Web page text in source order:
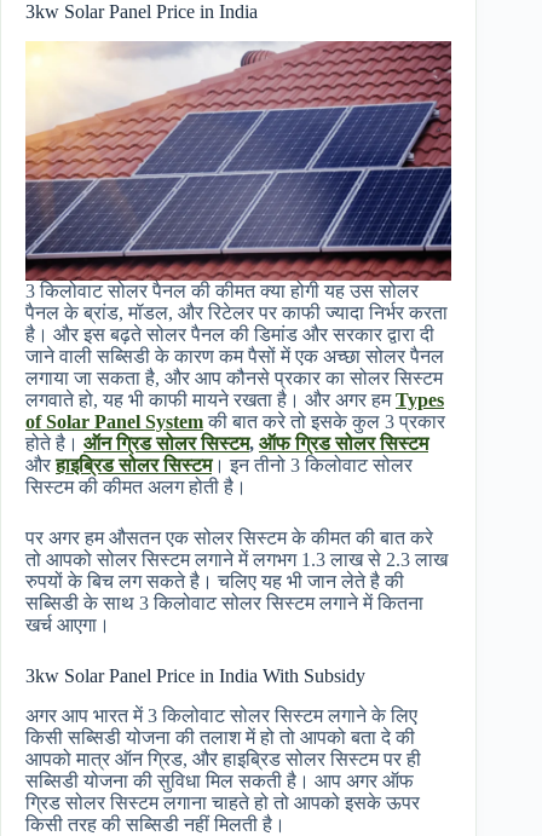
3kw Solar Panel Price in India
3 किलोवाट सोलर पैनल की कीमत क्या होगी यह उस सोलर
पैनल के ब्रांड, मॉडल, और रिटेलर पर काफी ज्यादा निर्भर करता
है। और इस बढ़ते सोलर पैनल की डिमांड और सरकार द्वारा दी
जाने वाली सब्सिडी के कारण कम पैसों में एक अच्छा सोलर पैनल
लगाया जा सकता है, और आप कौनसे प्रकार का सोलर सिस्टम
लगवाते हो, यह भी काफी मायने रखता है। और अगर हमTypes
of Solar Panel Systemकी बात करे तो इसके कुल 3 प्रकार
होते है। ऑन ग्रिड सोलर सिस्टम, ऑफ ग्रिड सोलर सिस्टम
औरहाइब्रिड सोलर सिस्टम। इन तीनो 3 किलोवाट सोलर
सिस्टम की कीमत अलग होती है।
पर अगर हम औसतन एक सोलर सिस्टम के कीमत की बात करे
तो आपको सोलर सिस्टम लगाने में लगभग 1.3 लाख से 2.3 लाख
रुपयों के बिच लग सकते है। चलिए यह भी जान लेते है की
सब्सिडी के साथ 3 किलोवाट सोलर सिस्टम लगाने में कितना
खर्च आएगा।
3kw Solar Panel Price in India With Subsidy
अगर आप भारत में 3 किलोवाट सोलर सिस्टम लगाने के लिए
किसी सब्सिडी योजना की तलाश में हो तो आपको बता दे की
आपको मात्र ऑन ग्रिड, और हाइब्रिड सोलर सिस्टम पर ही
सब्सिडी योजना की सुविधा मिल सकती है। आप अगर ऑफ
ग्रिड सोलर सिस्टम लगाना चाहते हो तो आपको इसके ऊपर
किसी तरह की सब्सिडी नहीं मिलती है।